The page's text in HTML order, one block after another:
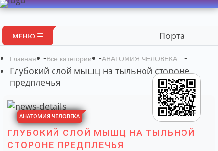
МЕНЮ ☰ Портал
Главная -Все категории -АНАТОМИЯ ЧЕЛОВЕКА
-
Глубокий слой мышц на тыльной стороне
предплечья
АНАТОМИЯ ЧЕЛОВЕКА
ГЛУБОКИЙ СЛОЙ МЫШЦ НА ТЫЛЬНОЙ
СТОРОНЕ ПРЕДПЛЕЧЬЯ